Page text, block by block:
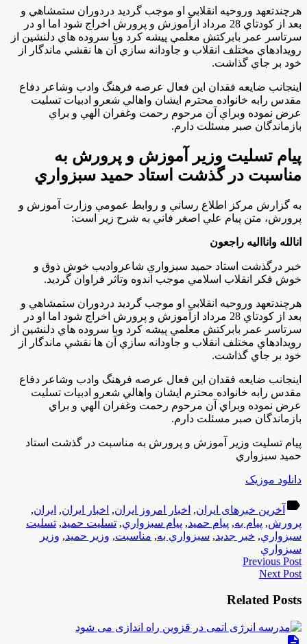
هرچندتعهد وروحيه انقلابي او موجب گرديد دردوران ستمشاهي و
بعد از كودتاي 28 مرداد ازآموزش و پرورش اخراج شود اما او در
سرتاسر عمر بابركتش معلمي پيشه كرد وبا سروده هاي دلنشين از
رويدادهاي مختلف انقلاب و جاودانه سازي آن ها نقشي ماندگار از
خود بر جاي گذاشت.
اينجانب ضايعه فقدان اين فعال عرصه فرهنگ وادب وشاعر دفاع
مقدس رابه خانواده محترم ايشان واهالي شعرو ادبيات تسليت
عرض نموده وبراي آن مرحوم رحمت وغفران الهي و براي
بازماندگان صبر مسئلت دارم.
پيام تسليت وزير آموزش و پرورش به
مناسبت در گذشت استاد حميد سبزواري
به گزارش مركز اطلاع رساني و روابط عمومي وزارت آموزش و
پرورش، متن پيام علي اصغر فاني به شرح زير است:
انالله وانااليه راجعون
خبر درگذشت استاد حميد سبزواري شاعرواديب خوش ذوق و
خوش فكر انقلاب اسلامي موجب اندوه وتاثر فراوان گرديد.
هرچندتعهد وروحيه انقلابي او موجب گرديد دردوران ستمشاهي و
بعد از كودتاي 28 مرداد ازآموزش و پرورش اخراج شود اما او در
سرتاسر عمر بابركتش معلمي پيشه كرد وبا سروده هاي دلنشين از
رويدادهاي مختلف انقلاب و جاودانه سازي آن ها نقشي ماندگار از
خود بر جاي گذاشت.
اينجانب ضايعه فقدان اين فعال عرصه فرهنگ وادب وشاعر دفاع
مقدس رابه خانواده محترم ايشان واهالي شعرو ادبيات تسليت
عرض نموده وبراي آن مرحوم رحمت وغفران الهي و براي
بازماندگان صبر مسئلت دارم.
پيام تسليت وزير آموزش و پرورش به مناسبت در گذشت استاد
حميد سبزواري
دانلود موزیک
label آخرین خبرهای ایران, اخبار امروز ایران, اخبار ایران, ایران,
پرورش, پيام به, پيام حميد, پيام سبزواري, تسليت حميد, تسليت
سبزواري, خبر جدید, سبزواري به, مناسبت, وزير حميد, وزير
سبزواري
Previous Post
Next Post
Related Posts